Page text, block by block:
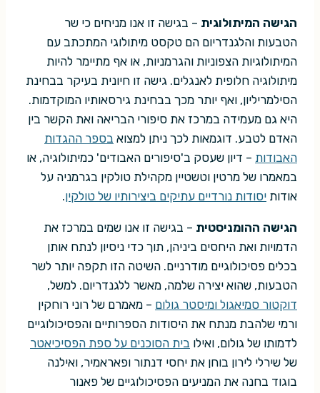
הגישה המיתולוגית – בגישה זו אנו מניחים כי שר
הטבעות והלגנדריום הם טקסט מיתולוגי המתכתב עם
המיתולוגיות הצפוניות והגרמניות, או אף מתיימר להיות
מיתולוגיה חלופית לאנגלים. גישה זו חיונית בעיקר בבחינת
הסילמריליון, ואף יותר מכך בבחינת גירסאותיו המוקדמות.
היא גם מעמידה במרכז את סיפורי הבריאה ואת הקשר בין
האדם לטבע. דוגמאות לכך ניתן למצוא בספר ההגדות
האבודות – דיון שעסק ב'סיפורים האבודים' כמיתולוגיה, או
במאמרו של מרטין וטשטיין מקהילת טולקין בגרמניה על
אודות יסודות נורדיים עתיקים ביצירותיו של טולקין.
הגישה ההומניסטית – בגישה זו אנו שמים במרכז את
הדמויות ואת היחסים ביניהן, תוך כדי ניסיון לנתח אותן
בכלים פסיכולוגיים מודרניים. השיטה הזו תקפה יותר לשר
הטבעות, שהוא יצירה שלמה, מאשר ללגנדריום. למשל,
דוקטור סמיאגול ומיסטר גולום – מאמרם של רוני רוחקין
ורמי שלהבת מנתח את היסודות הספרותיים והפסיכולוגיים
לדמותו של גולום, ואילו בית הסוכנים על ספת הפסיכיאטר
של שירלי לירון בוחן את יחסי דנתור ופאראמיר, ואילנה
בוגוד בחנה את המניעים הפסיכולוגיים של פאנור